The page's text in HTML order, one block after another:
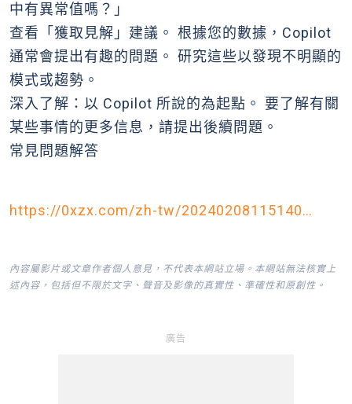
中有異常值嗎？」
查看「獲取見解」建議。 根據您的數據，Copilot
通常會提出有趣的問題。 研究這些以發現不明顯的
模式或趨勢。
深入了解：以 Copilot 所說的為起點。 要了解有關
某些事情的更多信息，請提出後續問題。
常見問題解答
https://0xzx.com/zh-tw/20240208115140…
內容屬影片或文章作者個人意見，不代表本網站立場。本網站無法核實上
述內容，包括但不限於文字、聲音及影像的真實性、準確性和原創性。
廣告